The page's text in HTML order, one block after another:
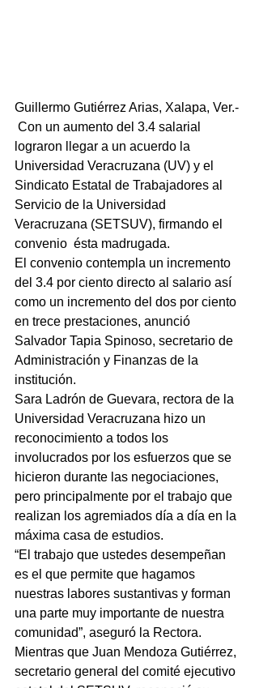
Guillermo Gutiérrez Arias, Xalapa, Ver.-
Con un aumento del 3.4 salarial
lograron llegar a un acuerdo la
Universidad Veracruzana (UV) y el
Sindicato Estatal de Trabajadores al
Servicio de la Universidad
Veracruzana (SETSUV), firmando el
convenio  ésta madrugada.
​El convenio contempla un incremento
del 3.4 por ciento directo al salario así
como un incremento del dos por ciento
en trece prestaciones, anunció
Salvador Tapia Spinoso, secretario de
Administración y Finanzas de la
institución.
​Sara Ladrón de Guevara, rectora de la
Universidad Veracruzana hizo un
reconocimiento a todos los
involucrados por los esfuerzos que se
hicieron durante las negociaciones,
pero principalmente por el trabajo que
realizan los agremiados día a día en la
máxima casa de estudios.
​“El trabajo que ustedes desempeñan
es el que permite que hagamos
nuestras labores sustantivas y forman
una parte muy importante de nuestra
comunidad”, aseguró la Rectora.
Mientras que Juan Mendoza Gutiérrez,
secretario general del comité ejecutivo